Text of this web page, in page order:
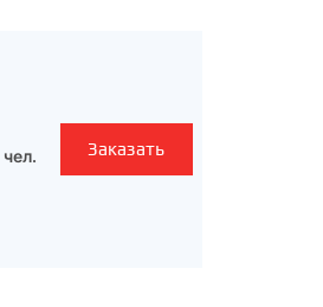
чел. Заказать